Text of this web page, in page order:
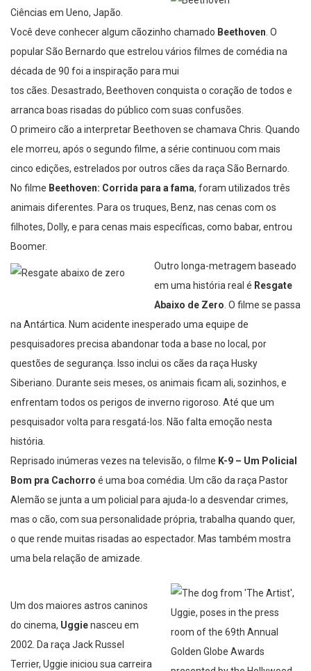
Ciências em Ueno, Japão.
Você deve conhecer algum cãozinho chamado Beethoven. O
popular São Bernardo que estrelou vários filmes de comédia na
década de 90 foi a inspiração para mui
tos cães. Desastrado, Beethoven conquista o coração de todos e
arranca boas risadas do público com suas confusões.
O primeiro cão a interpretar Beethoven se chamava Chris. Quando
ele morreu, após o segundo filme, a série continuou com mais
cinco edições, estrelados por outros cães da raça São Bernardo.
No filme Beethoven: Corrida para a fama, foram utilizados três
animais diferentes. Para os truques, Benz, nas cenas com os
filhotes, Dolly, e para cenas mais específicas, como babar, entrou
Boomer.
Outro longa-metragem baseado
em uma história real é Resgate
Abaixo de Zero. O filme se passa
na Antártica. Num acidente inesperado uma equipe de
pesquisadores precisa abandonar toda a base no local, por
questões de segurança. Isso inclui os cães da raça Husky
Siberiano. Durante seis meses, os animais ficam ali, sozinhos, e
enfrentam todos os perigos de inverno rigoroso. Até que um
pesquisador volta para resgatá-los. Não falta emoção nesta
história.
Reprisado inúmeras vezes na televisão, o filme K-9 – Um Policial
Bom pra Cachorro é uma boa comédia. Um cão da raça Pastor
Alemão se junta a um policial para ajuda-lo a desvendar crimes,
mas o cão, com sua personalidade própria, trabalha quando quer,
o que rende muitas risadas ao espectador. Mas também mostra
uma bela relação de amizade.
Um dos maiores astros caninos
do cinema, Uggienasceu em
2002. Da raça Jack Russel
Terrier, Uggie iniciou sua carreira